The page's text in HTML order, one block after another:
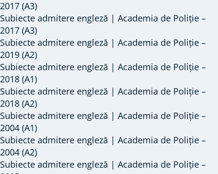
2017 (A3)
Subiecte admitere engleză | Academia de Poliție –
2017 (A3)
Subiecte admitere engleză | Academia de Poliție –
2019 (A2)
Subiecte admitere engleză | Academia de Poliție –
2018 (A1)
Subiecte admitere engleză | Academia de Poliție –
2018 (A2)
Subiecte admitere engleză | Academia de Poliție –
2004 (A1)
Subiecte admitere engleză | Academia de Poliție –
2004 (A2)
Subiecte admitere engleză | Academia de Poliție –